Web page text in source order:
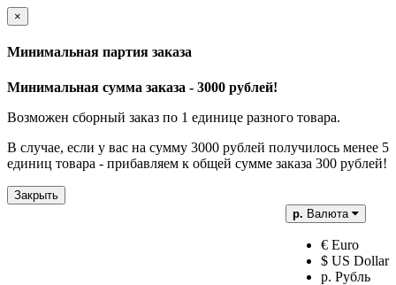
×
Минимальная партия заказа
Минимальная сумма заказа - 3000 рублей!
Возможен сборный заказ по 1 единице разного товара.
В случае, если у вас на сумму 3000 рублей получилось менее 5
единиц товара - прибавляем к общей сумме заказа 300 рублей!
Закрыть
р. Валюта
€ Euro
$ US Dollar
р. Рубль